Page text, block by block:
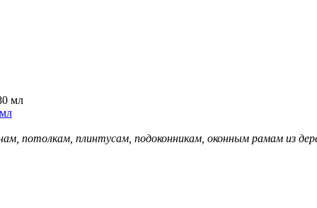
потолкам, плинтусам, подоконникам, оконным рамам из